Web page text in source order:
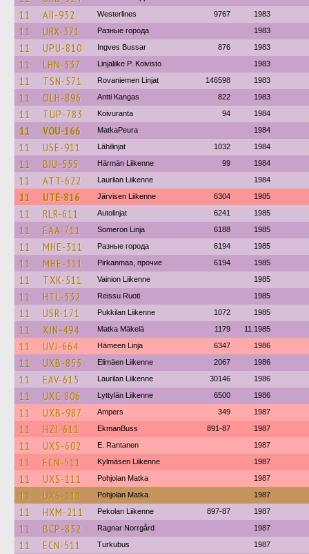
11 AII-932 Westerlines 9767 1983
11 URX-371 Разные города 1983
11 UPU-810 Ingves Bussar 876 1983
11 LHN-337 Linjaliike P. Koivisto 1983
11 TSN-571 Rovaniemen Linjat 146598 1983
11 OLH-896 Antti Kangas 822 1983
11 TUP-783 Koivuranta 94 1984
11 VOU-166 MatkaPeura 1984
11 USE-911 Lähilinjat 1032 1984
11 BIU-555 Härmän Liikenne 99 1984
11 ATT-622 Laurilan Liikenne 1984
11 UTE-816 Järvisen Liikenne 6304 1985
11 RLR-611 Autolinjat 6241 1985
11 EAA-711 Someron Linja 6188 1985
11 MHE-311 Разные города 6194 1985
11 MHE-311 Pirkanmaa, прочие 6194 1985
11 TXK-511 Vainion Liikenne 1985
11 HTL-332 Reissu Ruoti 1985
11 USR-171 Pukkilan Liikenne 1072 1985
11 XJN-494 Matka Mäkelä 1179 11.1985
11 UVJ-664 Hämeen Linja 6347 1986
11 UXB-855 Elimäen Liikenne 2067 1986
11 EAV-615 Laurilan Liikenne 30146 1986
11 UXC-806 Lyttylän Liikenne 6500 1986
11 UXB-987 Ampers 349 1987
11 HZJ-611 EkmanBuss 891-87 1987
11 UXS-602 E. Rantanen 1987
11 ECN-511 Kylmäsen Liikenne 1987
11 UXS-111 Pohjolan Matka 1987
11 UXS-111 Pohjolan Matka 1987
11 HXM-211 Pekolan Liikenne 897-87 1987
11 BCP-832 Ragnar Norrgård 1987
11 ECN-511 Turkubus 1987